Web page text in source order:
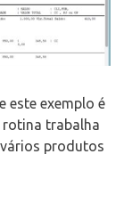
este exemplo é
rotina trabalha
produtos